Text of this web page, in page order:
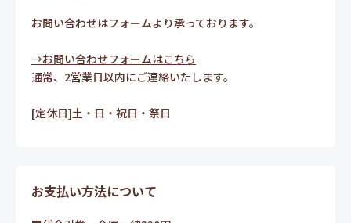
お問い合わせはフォームより承っております。
→お問い合わせフォームはこちら
通常、2営業日以内にご連絡いたします。
[定休日]土・日・祝日・祭日
お支払い方法について